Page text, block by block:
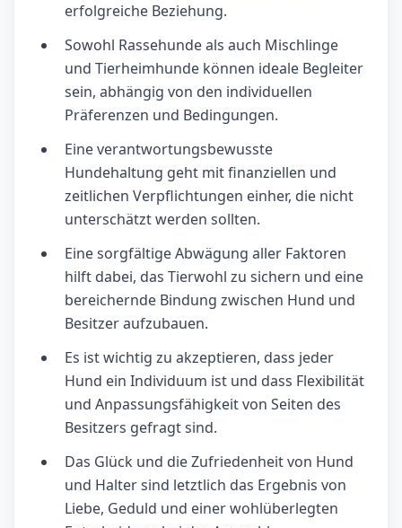
erfolgreiche Beziehung.
Sowohl Rassehunde als auch Mischlinge
und Tierheimhunde können ideale Begleiter
sein, abhängig von den individuellen
Präferenzen und Bedingungen.
Eine verantwortungsbewusste
Hundehaltung geht mit finanziellen und
zeitlichen Verpflichtungen einher, die nicht
unterschätzt werden sollten.
Eine sorgfältige Abwägung aller Faktoren
hilft dabei, das Tierwohl zu sichern und eine
bereichernde Bindung zwischen Hund und
Besitzer aufzubauen.
Es ist wichtig zu akzeptieren, dass jeder
Hund ein Individuum ist und dass Flexibilität
und Anpassungsfähigkeit von Seiten des
Besitzers gefragt sind.
Das Glück und die Zufriedenheit von Hund
und Halter sind letztlich das Ergebnis von
Liebe, Geduld und einer wohlüberlegten